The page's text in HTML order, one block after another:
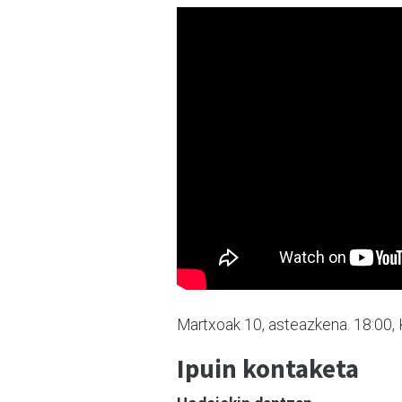
Martxoak 10, asteazkena. 18:00,
Ipuin kontaketa